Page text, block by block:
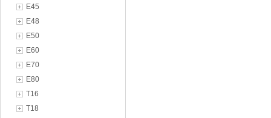
E45
E48
E50
E60
E70
E80
T16
T18